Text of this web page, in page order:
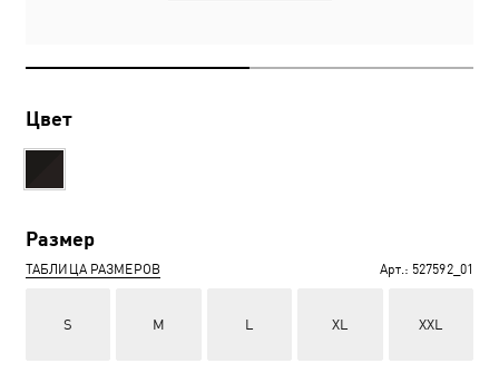
Цвет
Размер
ТАБЛИЦА РАЗМЕРОВ Арт.: 527592_01
S M L XL XXL